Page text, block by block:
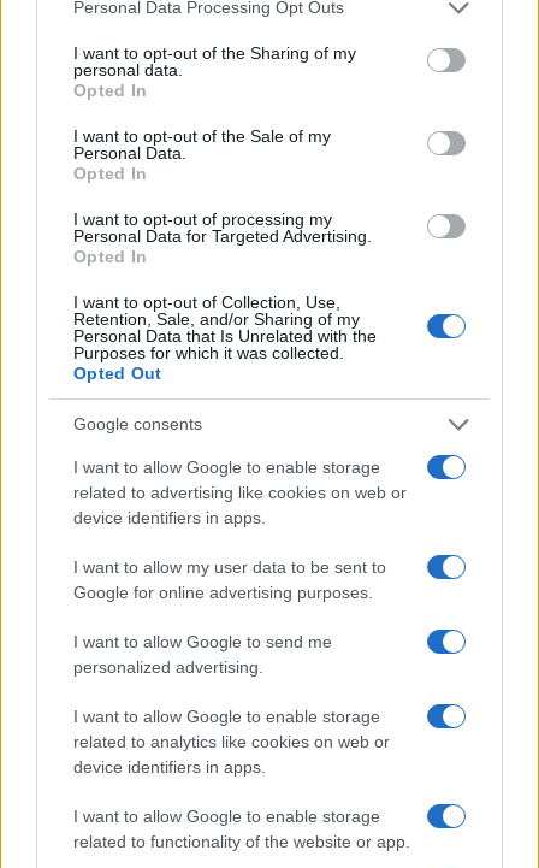
not limited to your visit or usage behaviour. You may click to
grant or deny consent to Google and its third-party tags to
use your data for below specified purposes in below Google
consent section.
Personal Data Processing Opt Outs
I want to opt-out of the Sharing of my
personal data.
Opted In
I want to opt-out of the Sale of my
Personal Data.
Opted In
I want to opt-out of processing my
Personal Data for Targeted Advertising.
Opted In
I want to opt-out of Collection, Use,
Retention, Sale, and/or Sharing of my
Personal Data that Is Unrelated with the
Purposes for which it was collected.
Opted Out
Google consents
I want to allow Google to enable storage
related to advertising like cookies on web or
device identifiers in apps.
I want to allow my user data to be sent to
Google for online advertising purposes.
I want to allow Google to send me
personalized advertising.
I want to allow Google to enable storage
related to analytics like cookies on web or
device identifiers in apps.
I want to allow Google to enable storage
related to functionality of the website or app.
I contenuti sono curati dalla redazione con il supporto di strumenti digitali e
ITALIA
Cineverse Magazine
Food Blog
Milano Notizie
Motor Magazine
Notizie.it
Offerte Shopping
Pet Story
Sport Magazine
Think.it
Viaggiamo
Nonne Magazine
Milano Cortina
Luxury Club